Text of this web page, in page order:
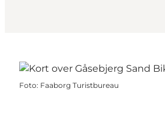
Foto: Faaborg Turistbureau